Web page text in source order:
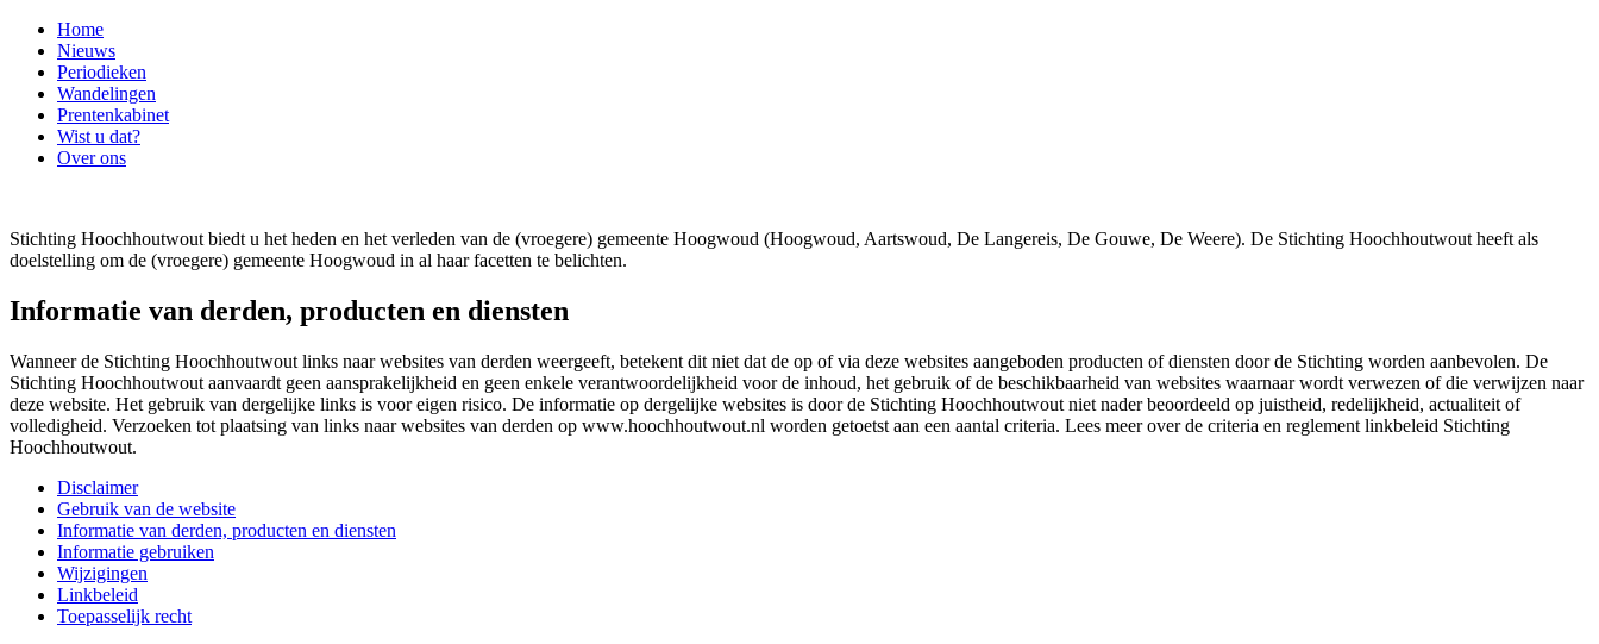
Home
Nieuws
Periodieken
Wandelingen
Prentenkabinet
Wist u dat?
Over ons
Stichting Hoochhoutwout biedt u het heden en het verleden van de (vroegere) gemeente Hoogwoud (Hoogwoud, Aartswoud, De Langereis, De Gouwe, De Weere). De Stichting Hoochhoutwout heeft als
doelstelling om de (vroegere) gemeente Hoogwoud in al haar facetten te belichten.
Informatie van derden, producten en diensten
Wanneer de Stichting Hoochhoutwout links naar websites van derden weergeeft, betekent dit niet dat de op of via deze websites aangeboden producten of diensten door de Stichting worden aanbevolen. De
Stichting Hoochhoutwout aanvaardt geen aansprakelijkheid en geen enkele verantwoordelijkheid voor de inhoud, het gebruik of de beschikbaarheid van websites waarnaar wordt verwezen of die verwijzen naar
deze website. Het gebruik van dergelijke links is voor eigen risico. De informatie op dergelijke websites is door de Stichting Hoochhoutwout niet nader beoordeeld op juistheid, redelijkheid, actualiteit of
volledigheid. Verzoeken tot plaatsing van links naar websites van derden op www.hoochhoutwout.nl worden getoetst aan een aantal criteria. Lees meer over de criteria en reglement linkbeleid Stichting
Hoochhoutwout.
Disclaimer
Gebruik van de website
Informatie van derden, producten en diensten
Informatie gebruiken
Wijzigingen
Linkbeleid
Toepasselijk recht